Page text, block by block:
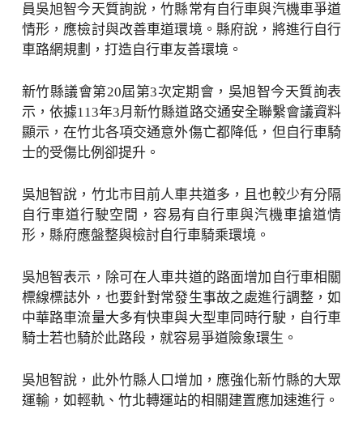
員吳旭智今天質詢說，竹縣常有自行車與汽機車爭道
情形，應檢討與改善車道環境。縣府說，將進行自行
車路網規劃，打造自行車友善環境。
新竹縣議會第20屆第3次定期會，吳旭智今天質詢表
示，依據113年3月新竹縣道路交通安全聯繫會議資料
顯示，在竹北各項交通意外傷亡都降低，但自行車騎
士的受傷比例卻提升。
吳旭智說，竹北市目前人車共道多，且也較少有分隔
自行車道行駛空間，容易有自行車與汽機車搶道情
形，縣府應盤整與檢討自行車騎乘環境。
吳旭智表示，除可在人車共道的路面增加自行車相關
標線標誌外，也要針對常發生事故之處進行調整，如
中華路車流量大多有快車與大型車同時行駛，自行車
騎士若也騎於此路段，就容易爭道險象環生。
吳旭智說，此外竹縣人口增加，應強化新竹縣的大眾
運輸，如輕軌、竹北轉運站的相關建置應加速進行。